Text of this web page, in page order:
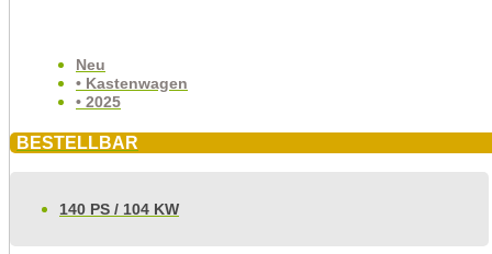
Neu
• Kastenwagen
• 2025
BESTELLBAR
140 PS / 104 KW